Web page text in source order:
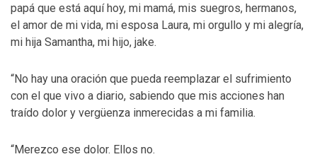
papá que está aquí hoy, mi mamá, mis suegros, hermanos,
el amor de mi vida, mi esposa Laura, mi orgullo y mi alegría,
mi hija Samantha, mi hijo, jake.
“No hay una oración que pueda reemplazar el sufrimiento
con el que vivo a diario, sabiendo que mis acciones han
traído dolor y vergüenza inmerecidas a mi familia.
“Merezco ese dolor. Ellos no.